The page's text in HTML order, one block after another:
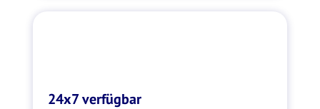
24x7 verfügbar